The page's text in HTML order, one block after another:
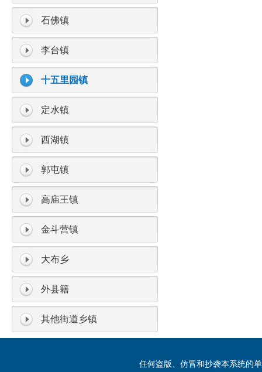
石佛镇
李台镇
十五里园镇
定水镇
西湖镇
郭屯镇
高庙王镇
金斗营镇
大布乡
外县籍
其他街道乡镇
任何盗版、仿冒和抄袭本系统的